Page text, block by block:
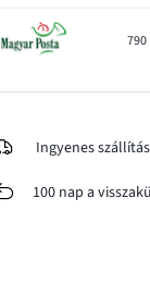
790
Ingyenes
100 nap a